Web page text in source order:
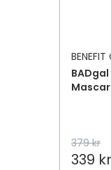
379 kr
339 kr